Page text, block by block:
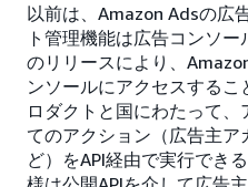
以前は、Amazon Adsの広
ト管理機能は広告コンソ
のリリースにより、
ンソールにアクセスする
ロダクトと国にわたって
てのアクション（広告主
ど）をAPI経由で実行でき